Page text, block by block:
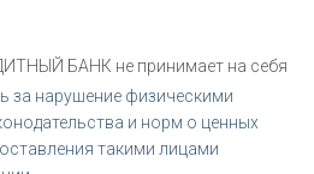
БАНК не принимает на себя
за нарушение физическими
и норм о ценных
такими лицами